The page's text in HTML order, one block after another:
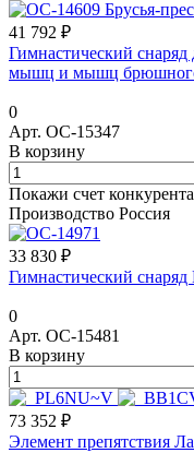
41 792 ₽
Гимнастический
мышц и мышц
0
Арт. ОС-15347
В корзину
Покажи счет
Производство Россия
33 830 ₽
Гимнастический
0
Арт. ОС-15481
В корзину
73 352 ₽
Элемент препятствия